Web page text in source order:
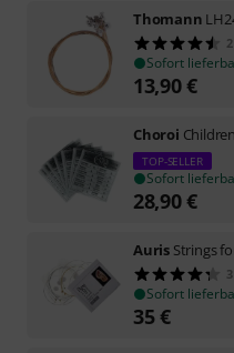
Thomann
2
Sofort
13,90€
Choroi
TOP-SELLER
Sofort
28,90€
Auris Strings
3
Sofort
35€